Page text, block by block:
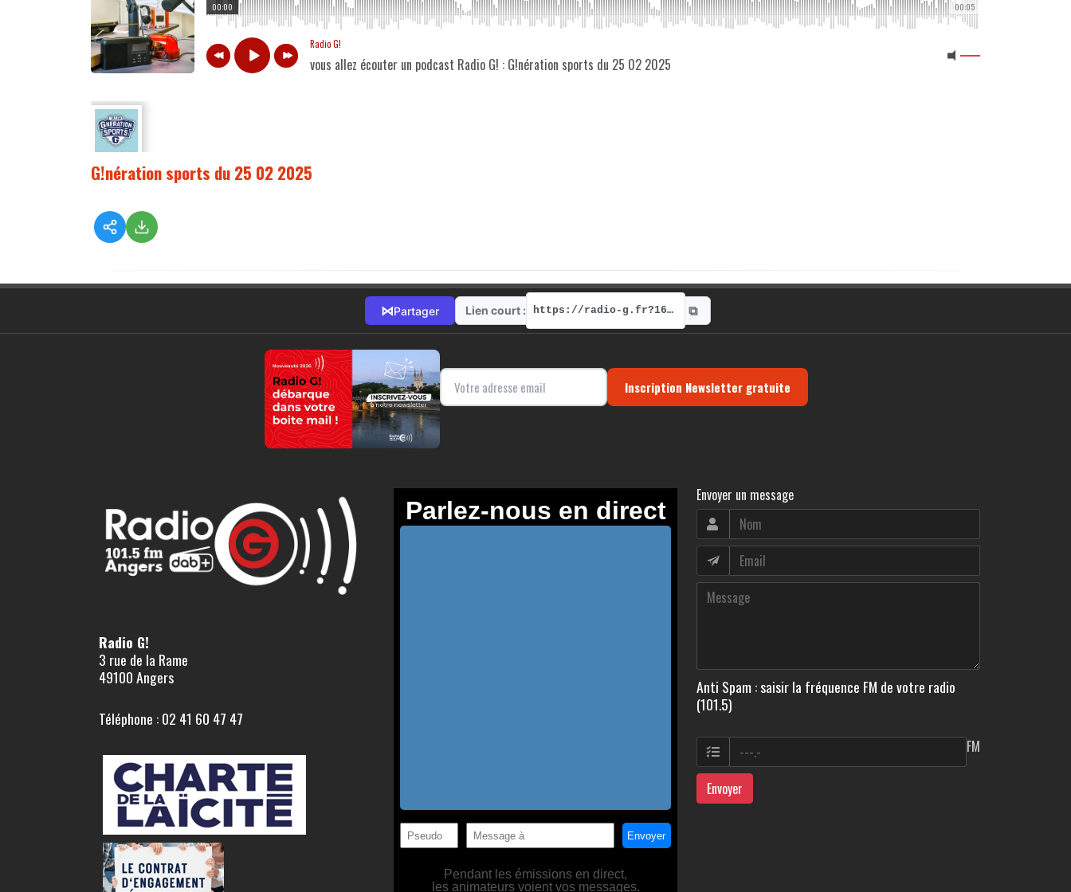
00:05
00:00
Radio G!
vous allez écouter un podcast Radio G! : G!nération sports du 25 02 2025
G!nération sports du 25 02 2025
⋈Partager Lien court : https://radio-g.fr?16995 ⧉
Inscription Newsletter gratuite
Radio G!
3 rue de la Rame
49100 Angers
Téléphone : 02 41 60 47 47
Envoyer un message
Anti Spam : saisir la fréquence FM de votre radio
(101.5)
FM
Envoyer